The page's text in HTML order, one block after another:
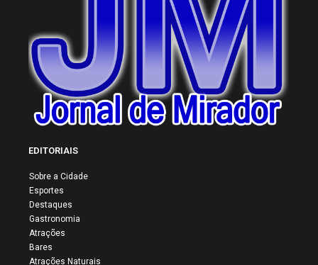
EDITORIAIS
Sobre a Cidade
Esportes
Destaques
Gastronomia
Atrações
Bares
Atrações Naturais